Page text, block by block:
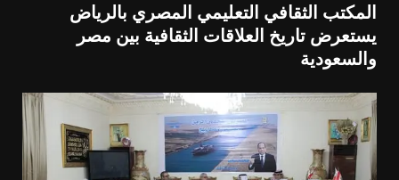
المكتب الثقافي التعليمي المصري بالرياض
يستعرض تاريخ العلاقات الثقافية بين مصر
والسعودية